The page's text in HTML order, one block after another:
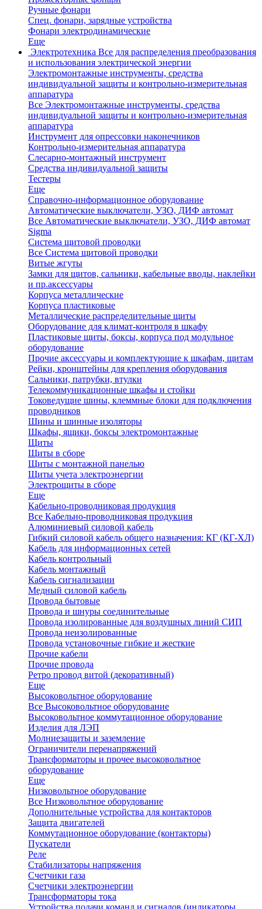
Ручные фонари
Спец. фонари, зарядные устройства
Фонари электродинамические
Еще
Электротехника Все для распределения преобразования
и использования электрической энергии
Электромонтажные инструменты, средства
индивидуальной защиты и контрольно-измерительная
аппаратура
Все Электромонтажные инструменты, средства
индивидуальной защиты и контрольно-измерительная
аппаратура
Инструмент для опрессовки наконечников
Контрольно-измерительная аппаратура
Слесарно-монтажный инструмент
Средства индивидуальной защиты
Тестеры
Еще
Справочно-информационное оборудование
Автоматические выключатели, УЗО, ДИФ автомат
Все Автоматические выключатели, УЗО, ДИФ автомат
Sigma
Система щитовой проводки
Все Система щитовой проводки
Витые жгуты
Замки для щитов, сальники, кабельные вводы, наклейки
и пр.аксессуары
Корпуса металлические
Корпуса пластиковые
Металлические распределительные щиты
Оборудование для климат-контроля в шкафу
Пластиковые щиты, боксы, корпуса под модульное
оборудование
Прочие аксессуары и комплектующие к шкафам, щитам
Рейки, кронштейны для крепления оборудования
Сальники, патрубки, втулки
Телекоммуникационные шкафы и стойки
Токоведущие шины, клеммные блоки для подключения
проводников
Шины и шинные изоляторы
Шкафы, ящики, боксы электромонтажные
Щиты
Щиты в сборе
Щиты с монтажной панелью
Щиты учета электроэнергии
Электрощиты в сборе
Еще
Кабельно-проводниковая продукция
Все Кабельно-проводниковая продукция
Алюминиевый силовой кабель
Гибкий силовой кабель общего назначения: КГ (КГ-ХЛ)
Кабель для информационных сетей
Кабель контрольный
Кабель монтажный
Кабель сигнализации
Медный силовой кабель
Провода бытовые
Провода и шнуры соединительные
Провода изолированные для воздушных линий СИП
Провода неизолированные
Провода установочные гибкие и жесткие
Прочие кабели
Прочие провода
Ретро провод витой (декоративный)
Еще
Высоковольтное оборудование
Все Высоковольтное оборудование
Высоковольтное коммутационное оборудование
Изделия для ЛЭП
Молниезащиты и заземление
Ограничители перенапряжений
Трансформаторы и прочее высоковольтное
оборудование
Еще
Низковольтное оборудование
Все Низковольтное оборудование
Дополнительные устройства для контакторов
Защита двигателей
Коммутационное оборудование (контакторы)
Пускатели
Реле
Стабилизаторы напряжения
Счетчики газа
Счетчики электроэнергии
Трансформаторы тока
Устройства подачи команд и сигналов (индикаторы,